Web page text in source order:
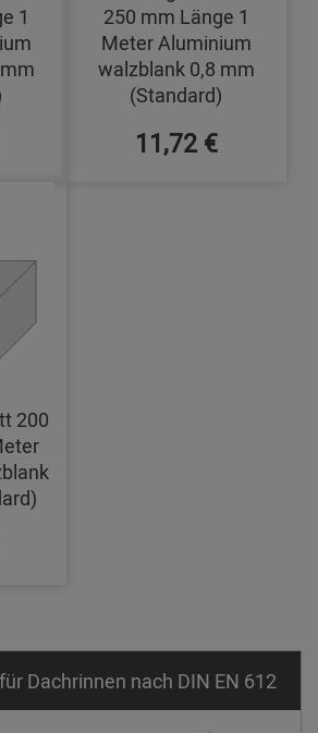
1
250 mm Länge 1
Meter Aluminium
walzblank 0,8 mm
(Standard)
11,72 €
200
Dachrinnen nach DIN EN 612